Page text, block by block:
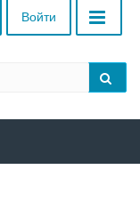
Войти